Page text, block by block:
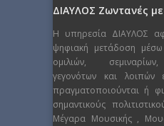
ΔΙΑΥΛΟΣ Ζωντανές
Η υπηρεσία ΔΙΑΥΛΟΣ
ψηφιακή μετάδοση
ομιλιών, σεμιναρίων,
γεγονότων και λοιπών
πραγματοποιούνται ή
σημαντικούς
Μέγαρα Μουσικής ,